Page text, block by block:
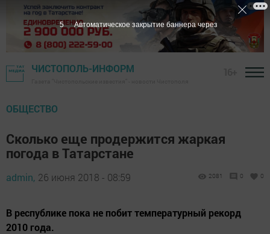
ЧИСТОПОЛЬ-ИНФОРМ
ОБЩЕСТВО
Сколько еще продержится жаркая
погода в Татарстане
admin, 26 июня 2018 - 08:59 2081 0 0
В республике пока не побит температурный рекорд
2010 года.
4 Автоматическое закрытие баннера через